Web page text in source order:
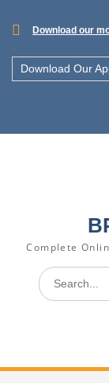
Download our
Download Our
Complete